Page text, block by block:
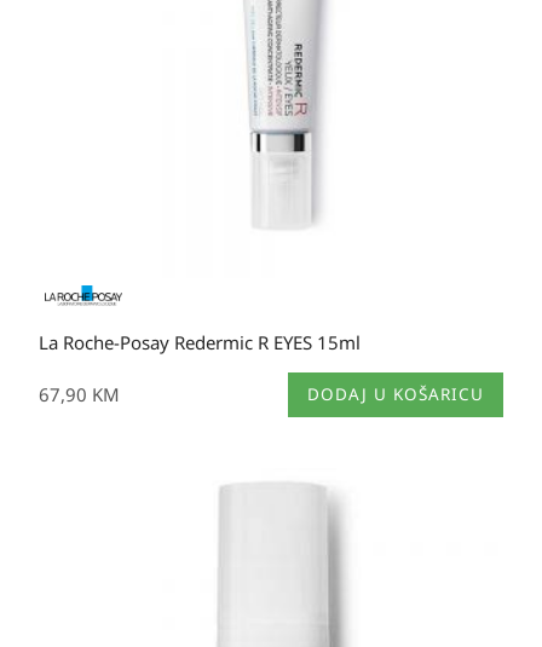
La Roche-Posay Redermic R EYES 15ml
67,90 KM DODAJ U KOŠARICU